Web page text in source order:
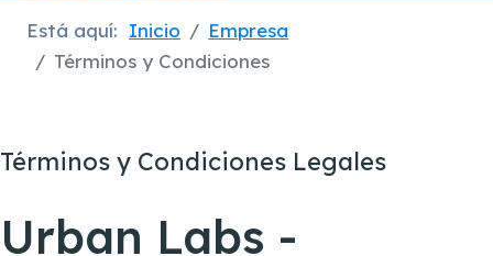
Está aquí: Inicio
Empresa
Términos y Condiciones
Términos y Condiciones Legales
Urban Labs -